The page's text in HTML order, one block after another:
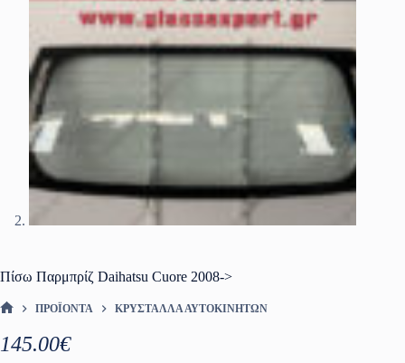
Πίσω Παρμπρίζ Daihatsu Cuore 2008->
ΠΡΟΪΌΝΤΑ ΚΡΎΣΤΑΛΛΑ ΑΥΤΟΚΙΝΉΤΩΝ
145.00€